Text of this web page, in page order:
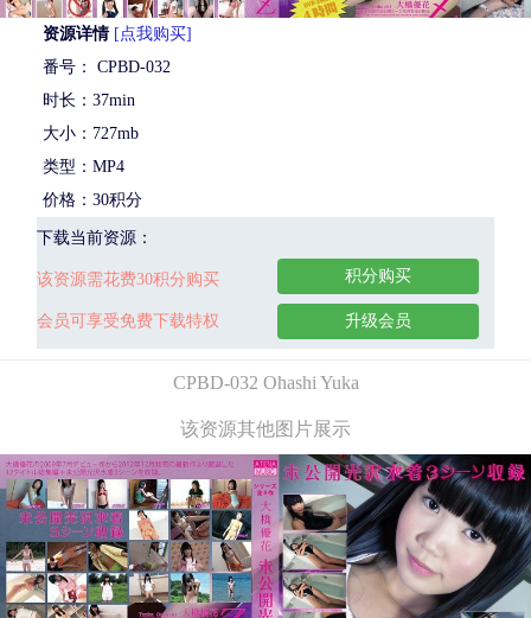
资源详情 [点我购买]
番号： CPBD-032
时长：37min
大小：727mb
类型：MP4
价格：30积分
下载当前资源：
该资源需花费30积分购买
会员可享受免费下载特权
积分购买
升级会员
CPBD-032 Ohashi Yuka
该资源其他图片展示